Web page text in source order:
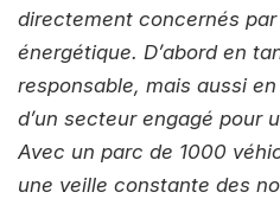
directement concernés
énergétique. D’abord en
responsable, mais aussi
d’un secteur engagé pour
Avec un parc de 1000
une veille constante des